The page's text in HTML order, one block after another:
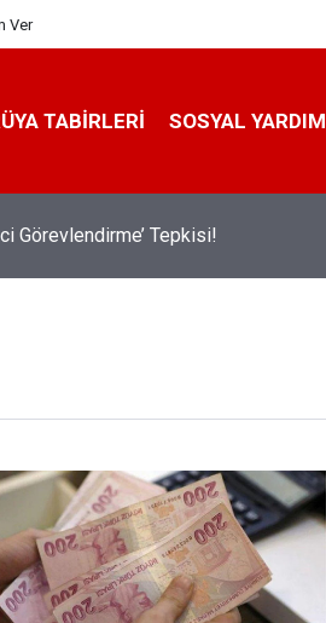
Ver
TABIRLERI SOSYAL YARDIM
Görevlendirme’ Tepkisi!